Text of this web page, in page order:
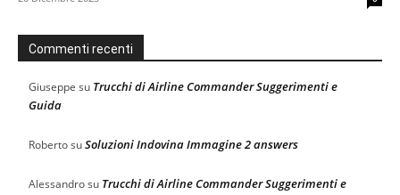
Commenti recenti
Giuseppe su Trucchi di Airline Commander Suggerimenti e
Guida
RobertosuSoluzioni Indovina Immagine 2 answers
Alessandrosu Trucchi di Airline Commander Suggerimenti e